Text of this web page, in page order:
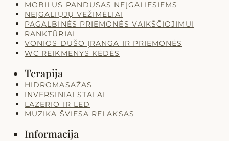
MOBILUS PANDUSAS NEĮGALIESIEMS
NEĮGALIŲJŲ VEŽIMĖLIAI
PAGALBINĖS PRIEMONĖS VAIKŠČIOJIMUI
RANKTŪRIAI
VONIOS DUŠO ĮRANGA IR PRIEMONĖS
WC REIKMENYS KĖDĖS
Terapija
HIDROMASAŽAS
INVERSINIAI STALAI
LAZERIO IR LED
MUZIKA ŠVIESA RELAKSAS
Informacija